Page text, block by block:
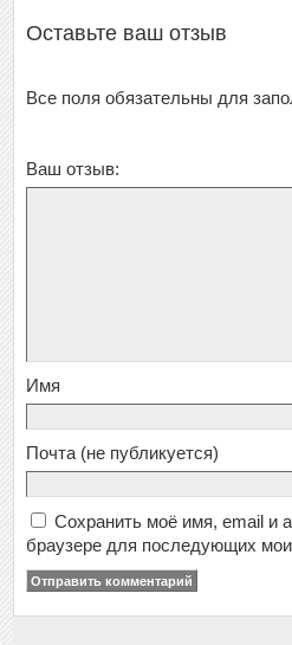
Оставьте ваш отзыв
Все поля обязательны для
Ваш отзыв:
Имя
Почта (не публикуется)
Сохранить моё имя, email и
браузере для последующих